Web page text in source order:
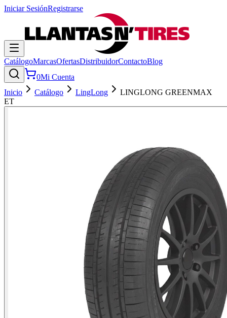
Iniciar SesiónRegistrarse
CatálogoMarcasOfertasDistribuidorContactoBlog
0Mi Cuenta
Inicio
Catálogo LingLong
LINGLONG GREENMAX
ET